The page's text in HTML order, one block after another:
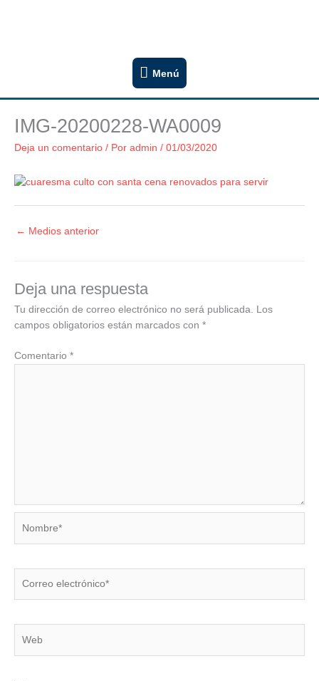
Menú
Menú
IMG-20200228-WA0009
Deja un comentario / Por admin / 01/03/2020
← Medios anterior
Deja una respuesta
Tu dirección de correo electrónico no será publicada. Los
campos obligatorios están marcados con *
Comentario *